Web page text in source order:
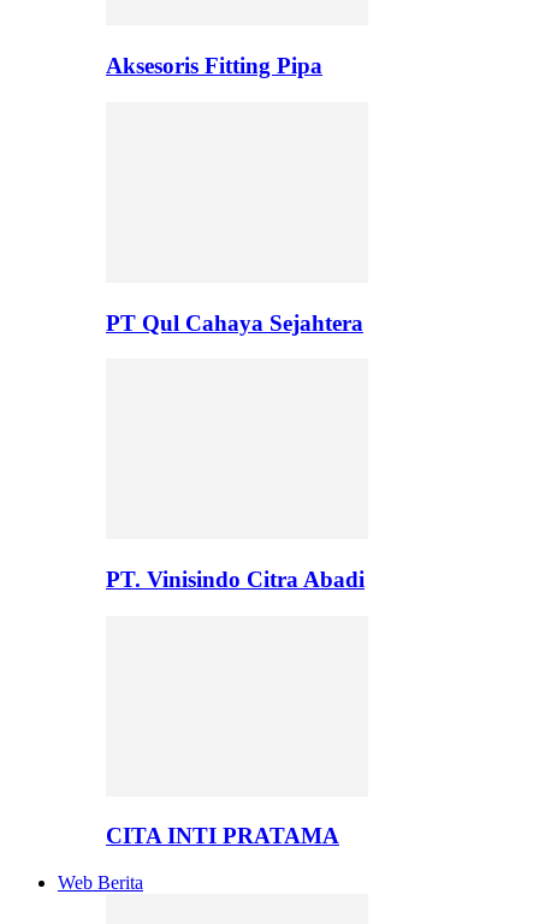
Aksesoris Fitting Pipa
PT Qul Cahaya Sejahtera
PT. Vinisindo Citra Abadi
CITA INTI PRATAMA
Web Berita